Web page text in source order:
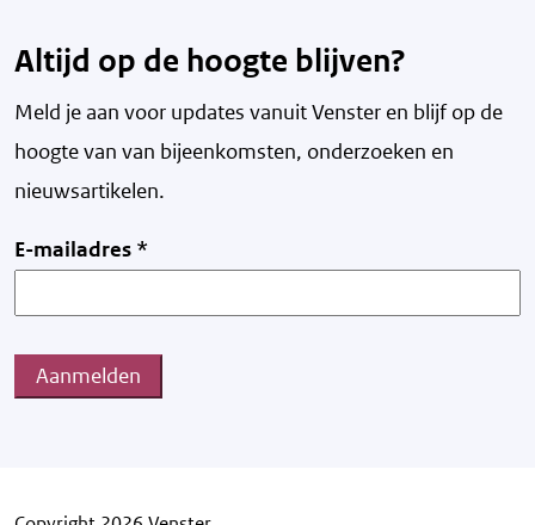
Altijd op de hoogte blijven?
Meld je aan voor updates vanuit Venster en blijf op de
hoogte van van bijeenkomsten, onderzoeken en
nieuwsartikelen.
E-mailadres *
Aanmelden